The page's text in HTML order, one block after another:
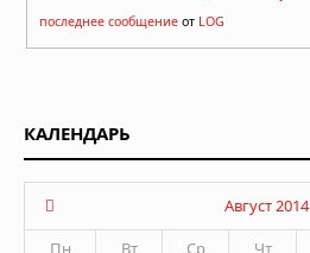
последнее сообщение от LOG
КАЛЕНДАРЬ
Август 2014
Пн
Вт Ср Чт